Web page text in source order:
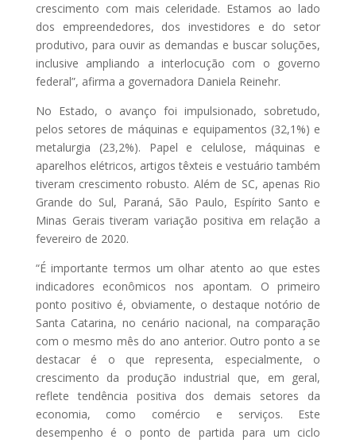
crescimento com mais celeridade. Estamos ao lado
dos empreendedores, dos investidores e do setor
produtivo, para ouvir as demandas e buscar soluções,
inclusive ampliando a interlocução com o governo
federal”, afirma a governadora Daniela Reinehr.
No Estado, o avanço foi impulsionado, sobretudo,
pelos setores de máquinas e equipamentos (32,1%) e
metalurgia (23,2%). Papel e celulose, máquinas e
aparelhos elétricos, artigos têxteis e vestuário também
tiveram crescimento robusto. Além de SC, apenas Rio
Grande do Sul, Paraná, São Paulo, Espírito Santo e
Minas Gerais tiveram variação positiva em relação a
fevereiro de 2020.
“É importante termos um olhar atento ao que estes
indicadores econômicos nos apontam. O primeiro
ponto positivo é, obviamente, o destaque notório de
Santa Catarina, no cenário nacional, na comparação
com o mesmo mês do ano anterior. Outro ponto a se
destacar é o que representa, especialmente, o
crescimento da produção industrial que, em geral,
reflete tendência positiva dos demais setores da
economia, como comércio e serviços. Este
desempenho é o ponto de partida para um ciclo